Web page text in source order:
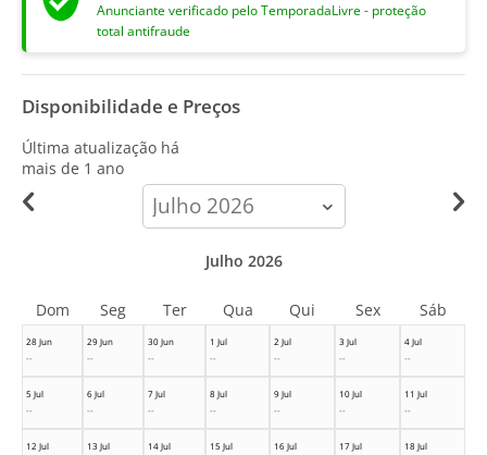
Anunciante verificado pelo TemporadaLivre - proteção
total antifraude
Disponibilidade e Preços
Última atualização há
mais de 1 ano
calendar-
month
28 Jun
--
29 Jun
--
30 Jun
--
1 Jul
--
2 Jul
--
3 Jul
--
4 Jul
--
5 Jul
--
6 Jul
--
7 Jul
--
8 Jul
--
9 Jul
--
10 Jul
--
11 Jul
--
12 Jul
13 Jul
14 Jul
15 Jul
16 Jul
17 Jul
18 Jul
Julho 2026
Dom Seg Ter Qua Qui Sex Sáb